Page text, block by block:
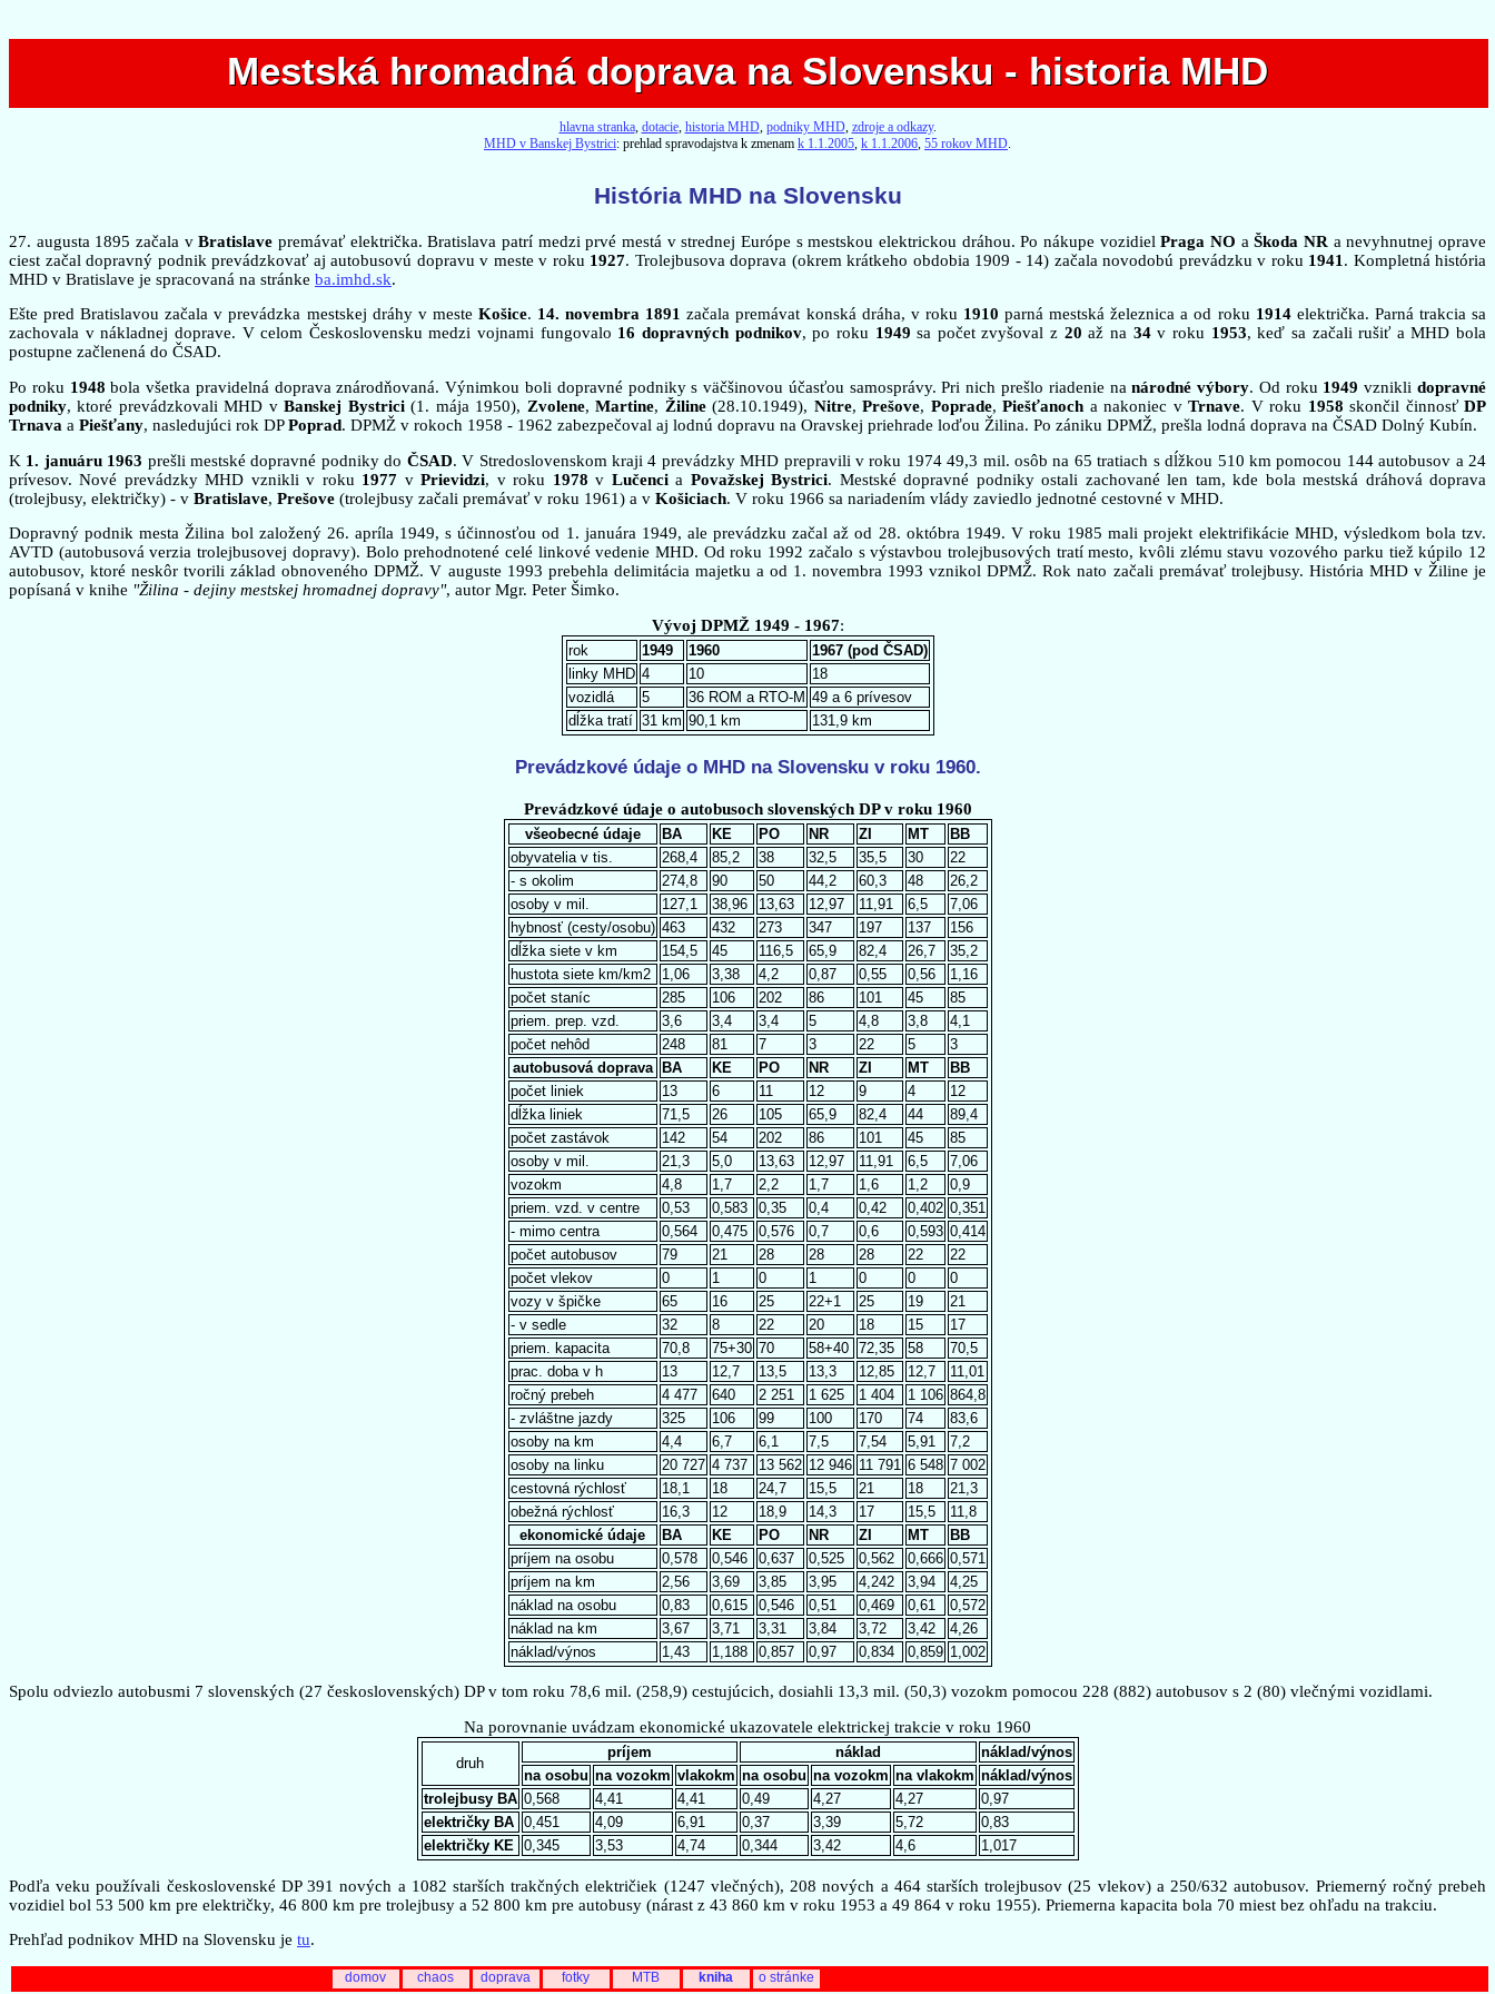
Mestská hromadná doprava na Slovensku - historia MHD
Mestská hromadná doprava na Slovensku - historia MHD
hlavna stranka, dotacie, historia MHD, podniky MHD, zdroje a odkazy.
MHD v Banskej Bystrici: prehlad spravodajstva k zmenam k 1.1.2005, k 1.1.2006, 55 rokov MHD.
História MHD na Slovensku
27. augusta 1895 začala vBratislave premávať električka. Bratislava patrí medzi prvé mestá v strednej Európe s mestskou elektrickou dráhou. Po nákupe vozidielPraga NO aŠkoda NR a nevyhnutnej oprave
ciest začal dopravný podnik prevádzkovať aj autobusovú dopravu v meste v roku 1927. Trolejbusova doprava (okrem krátkeho obdobia 1909 - 14) začala novodobú prevádzku v roku 1941 . Kompletná história
MHD v Bratislave je spracovaná na stránke ba.imhd.sk.
Ešte pred Bratislavou začala v prevádzka mestskej dráhy v meste Košice. 14. novembra 1891 začala premávat konská dráha, v roku 1910 parná mestská železnica a od roku 1914električka. Parná trakcia sa
zachovala v nákladnej doprave. V celom Československu medzi vojnami fungovalo 16 dopravných podnikov, po roku 1949 sa počet zvyšoval z 20 až na 34v roku 1953, keď sa začali rušiť a MHD bola
postupne začlenená do ČSAD.
Po roku 1948 bola všetka pravidelná doprava znárodňovaná. Výnimkou boli dopravné podniky s väčšinovou účasťou samosprávy. Pri nich prešlo riadenie nanárodné výbory. Od roku 1949 vzniklidopravné
podniky, ktoré prevádzkovali MHD vBanskej Bystrici(1. mája 1950), Zvolene,Martine, Žiline(28.10.1949), Nitre,Prešove, Poprade,Piešťanoch a nakoniec vTrnave. V roku 1958 skončil činnosťDP
Trnava a Piešťany, nasledujúci rok DPPoprad. DPMŽ v rokoch 1958 - 1962 zabezpečoval aj lodnú dopravu na Oravskej priehrade loďou Žilina. Po zániku DPMŽ, prešla lodná doprava na ČSAD Dolný Kubín.
K 1. januáru 1963 prešli mestské dopravné podniky do ČSAD. V Stredoslovenskom kraji 4 prevádzky MHD prepravili v roku 1974 49,3 mil. osôb na 65 tratiach s dĺžkou 510 km pomocou 144 autobusov a 24
prívesov. Nové prevádzky MHD vznikli v roku 1977 vPrievidzi, v roku 1978 v Lučencia Považskej Bystrici. Mestské dopravné podniky ostali zachované len tam, kde bola mestská dráhová doprava
(trolejbusy, električky) - v Bratislave, Prešove (trolejbusy začali premávať v roku 1961) a v Košiciach. V roku 1966 sa nariadením vlády zaviedlo jednotné cestovné v MHD.
Dopravný podnik mesta Žilina bol založený 26. apríla 1949, s účinnosťou od 1. januára 1949, ale prevádzku začal až od 28. októbra 1949. V roku 1985 mali projekt elektrifikácie MHD, výsledkom bola tzv.
AVTD (autobusová verzia trolejbusovej dopravy). Bolo prehodnotené celé linkové vedenie MHD. Od roku 1992 začalo s výstavbou trolejbusových tratí mesto, kvôli zlému stavu vozového parku tiež kúpilo 12
autobusov, ktoré neskôr tvorili základ obnoveného DPMŽ. V auguste 1993 prebehla delimitácia majetku a od 1. novembra 1993 vznikol DPMŽ. Rok nato začali premávať trolejbusy. História MHD v Žiline je
popísaná v knihe "Žilina - dejiny mestskej hromadnej dopravy", autor Mgr. Peter Šimko.
Vývoj DPMŽ 1949 - 1967:
rok 1949 1960
1967 (pod ČSAD)
linky MHD 4 10
18
vozidlá
5 36 ROM a RTO-M 49 a 6 prívesov
dĺžka tratí 31 km 90,1 km 131,9 km
Prevádzkové údaje o MHD na Slovensku v roku 1960.
Prevádzkové údaje o autobusoch slovenských DP v roku 1960
všeobecné údaje BA KE PO NR ZI MT
BB
obyvatelia v tis.
268,4 85,2 38 32,5 35,5 30
22
- s okolim
274,8 90 50 44,2 60,3 48
26,2
osoby v mil.
127,1 38,96 13,63 12,97 11,91 6,5
7,06
hybnosť (cesty/osobu) 463 432 273 347 197 137
156
dĺžka siete v km
154,5 45 116,5 65,9 82,4 26,7
35,2
hustota siete km/km2
1,06 3,38 4,2 0,87 0,55 0,56
1,16
počet staníc
285 106 202 86 101 45
85
priem. prep. vzd.
3,6 3,4 3,4 5 4,8 3,8
4,1
počet nehôd
248 81 7 3 22 5
3
autobusová doprava BA KE PO NR ZI MT
BB
počet liniek
13 6 11 12 9 4
12
dĺžka liniek
71,5 26 105 65,9 82,4 44
89,4
počet zastávok
142 54 202 86 101 45
85
osoby v mil.
21,3 5,0 13,63 12,97 11,91 6,5
7,06
vozokm
4,8 1,7 2,2 1,7 1,6 1,2
0,9
priem. vzd. v centre
0,53 0,583 0,35 0,4 0,42 0,402 0,351
- mimo centra
0,564 0,475 0,576 0,7 0,6 0,593 0,414
počet autobusov
79 21 28 28 28 22
22
počet vlekov
0 1 0 1 0 0
0
vozy v špičke
65 16 25 22+1 25 19
21
- v sedle
32 8 22 20 18 15
17
priem. kapacita
70,8 75+30 70 58+40 72,35 58
70,5
prac. doba v h
13 12,7 13,5 13,3 12,85 12,7
11,01
ročný prebeh
4 477 640 2 251 1 625 1 404 1 106 864,8
- zvláštne jazdy
325 106 99 100 170 74
83,6
osoby na km
4,4 6,7 6,1 7,5 7,54 5,91
7,2
osoby na linku
20 727 4 737 13 562 12 946 11 791 6 548 7 002
cestovná rýchlosť
18,1 18 24,7 15,5 21 18
21,3
obežná rýchlosť
16,3 12 18,9 14,3 17 15,5
11,8
ekonomické údaje
BA KE PO NR ZI MT
BB
príjem na osobu
0,578 0,546 0,637 0,525 0,562 0,666 0,571
príjem na km
2,56 3,69 3,85 3,95 4,242 3,94
4,25
náklad na osobu
0,83 0,615 0,546 0,51 0,469 0,61
0,572
náklad na km
3,67 3,71 3,31 3,84 3,72 3,42
4,26
náklad/výnos
1,43 1,188 0,857 0,97 0,834 0,859 1,002
Spolu odviezlo autobusmi 7 slovenských (27 československých) DP v tom roku 78,6 mil. (258,9) cestujúcich, dosiahli 13,3 mil. (50,3) vozokm pomocou 228 (882) autobusov s 2 (80) vlečnými vozidlami.
Na porovnanie uvádzam ekonomické ukazovatele elektrickej trakcie v roku 1960
druh
príjem náklad
náklad/výnos
na osobu na vozokm vlakokm na osobu na vozokm na vlakokm náklad/výnos
trolejbusy BA 0,568 4,41 4,41 0,49 4,27 4,27
0,97
električky BA
0,451 4,09 6,91 0,37 3,39 5,72
0,83
električky KE
0,345 3,53 4,74 0,344 3,42 4,6 1,017
Podľa veku používali československé DP 391 nových a 1082 starších trakčných električiek (1247 vlečných), 208 nových a 464 starších trolejbusov (25 vlekov) a 250/632 autobusov. Priemerný ročný prebeh
vozidiel bol 53 500 km pre električky, 46 800 km pre trolejbusy a 52 800 km pre autobusy (nárast z 43 860 km v roku 1953 a 49 864 v roku 1955). Priemerna kapacita bola 70 miest bez ohľadu na trakciu.
Prehľad podnikov MHD na Slovensku je tu.
domov chaos doprava fotky MTB kniha o stránke